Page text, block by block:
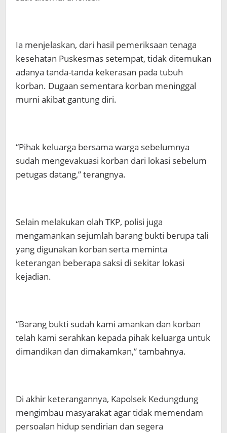
Ia menjelaskan, dari hasil pemeriksaan tenaga
kesehatan Puskesmas setempat, tidak ditemukan
adanya tanda-tanda kekerasan pada tubuh
korban. Dugaan sementara korban meninggal
murni akibat gantung diri.
“Pihak keluarga bersama warga sebelumnya
sudah mengevakuasi korban dari lokasi sebelum
petugas datang,” terangnya.
Selain melakukan olah TKP, polisi juga
mengamankan sejumlah barang bukti berupa tali
yang digunakan korban serta meminta
keterangan beberapa saksi di sekitar lokasi
kejadian.
“Barang bukti sudah kami amankan dan korban
telah kami serahkan kepada pihak keluarga untuk
dimandikan dan dimakamkan,” tambahnya.
Di akhir keterangannya, Kapolsek Kedungdung
mengimbau masyarakat agar tidak memendam
persoalan hidup sendirian dan segera